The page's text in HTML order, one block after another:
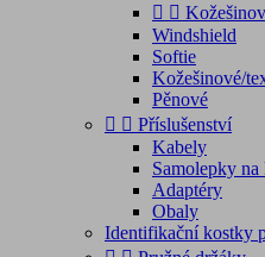
 
Windshield
Softie
Kožešinové/
Pěnové
  Příslušenství
Kabely
Samolepky
Adaptéry
Obaly
Identifikační kostky